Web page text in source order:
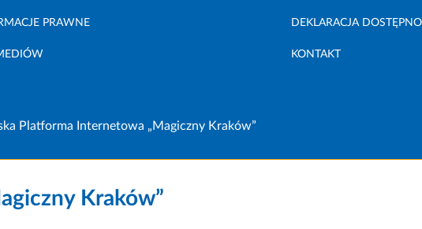
PRAWNE DEKLARACJA
KONTAKT
Platforma Internetowa „Magiczny Kraków”
Kraków”